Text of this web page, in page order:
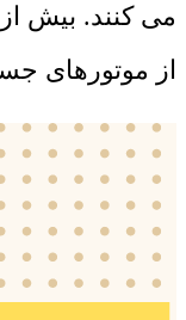
از موتورهای